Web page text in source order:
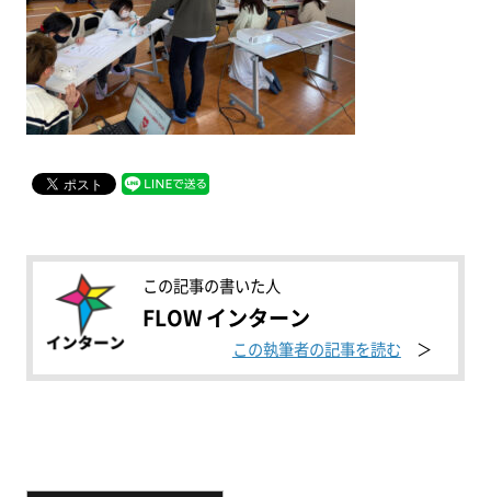
この記事の書いた人
FLOW インターン
この執筆者の記事を読む